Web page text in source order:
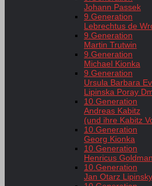
Johann Passek
9.Generation
Lebrechtus de
9.Generation
Martin Trutwin
9.Generation
Michael Kionka
9.Generation
Ursula Barbara
Lipinska Poray
10.Generation
Andreas Kabitz
(und ihre Kabitz
10.Generation
Georg Kionka
10.Generation
Henricus Goldman
10.Generation
Jan Otarz